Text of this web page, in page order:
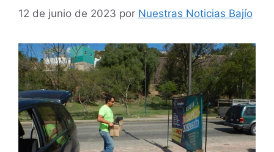
12 de junio de 2023 por Nuestras Noticias Bajío